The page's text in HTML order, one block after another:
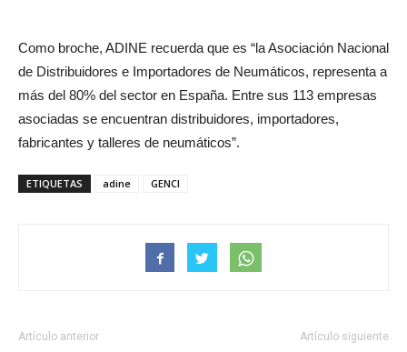
Como broche, ADINE recuerda que es “la Asociación Nacional
de Distribuidores e Importadores de Neumáticos, representa a
más del 80% del sector en España. Entre sus 113 empresas
asociadas se encuentran distribuidores, importadores,
fabricantes y talleres de neumáticos”.
ETIQUETAS adine GENCI
Artículo anterior Artículo siguiente